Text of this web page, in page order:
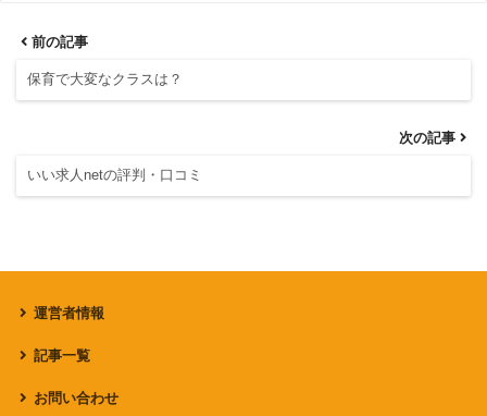
前の記事
保育で大変なクラスは？
次の記事
いい求人netの評判・口コミ
運営者情報
記事一覧
お問い合わせ